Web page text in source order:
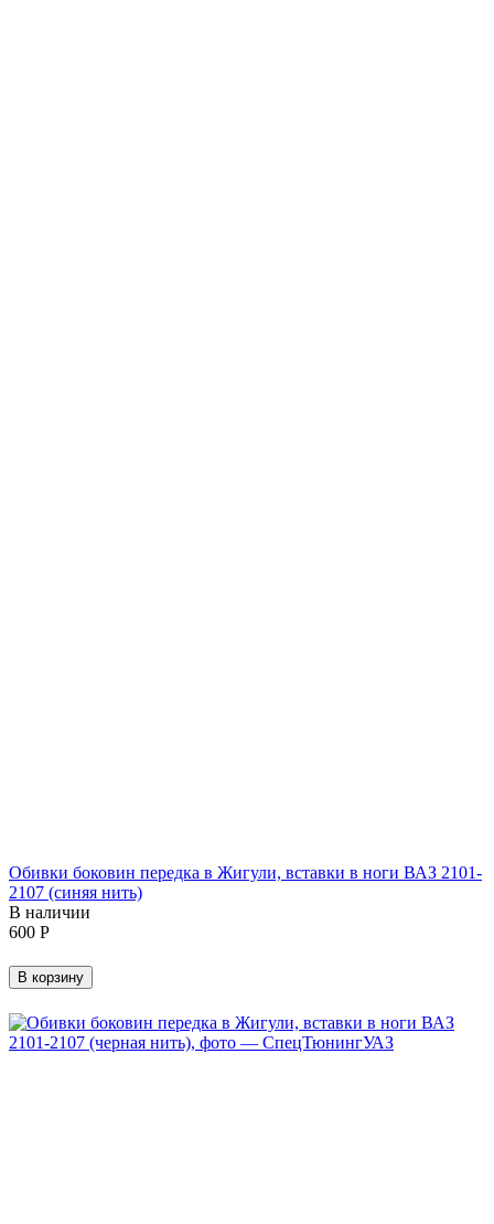
Обивки боковин передка в Жигули, вставки в ноги ВАЗ 2101-
2107 (синяя нить)
В наличии
‍600‍ Р
В корзину